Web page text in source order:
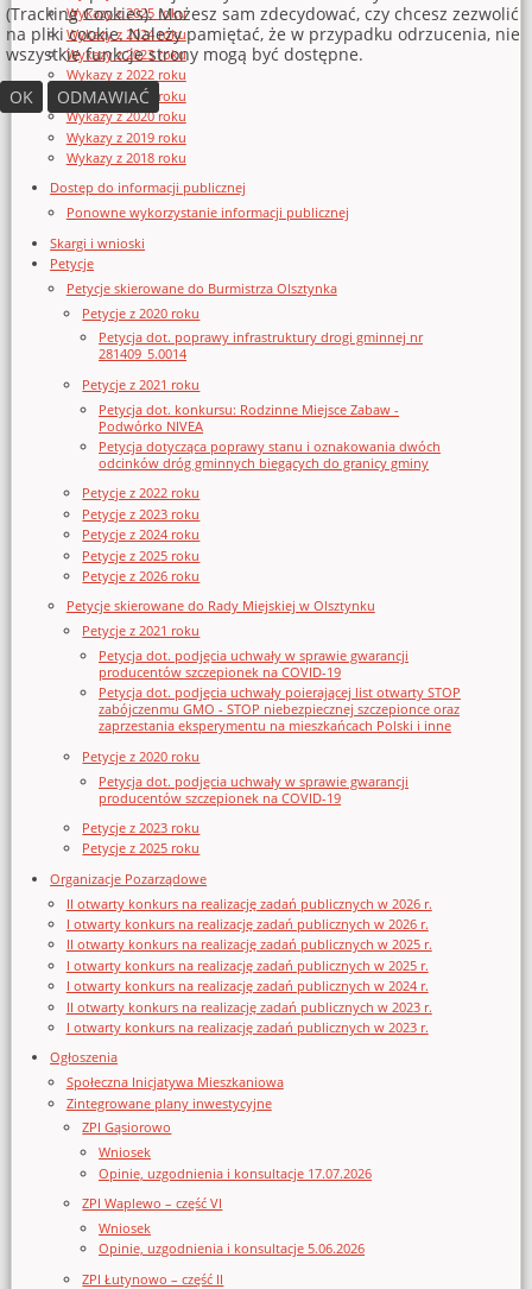
Wykazy z 2025 roku
Wykazy z 2024 roku
Wykazy z 2023 roku
Wykazy z 2022 roku
Wykazy z 2021 roku
Wykazy z 2020 roku
Wykazy z 2019 roku
Wykazy z 2018 roku
Dostęp do informacji publicznej
Ponowne wykorzystanie informacji publicznej
Skargi i wnioski
Petycje
Petycje skierowane do Burmistrza Olsztynka
Petycje z 2020 roku
Petycja dot. poprawy infrastruktury drogi gminnej nr
281409_5.0014
Petycje z 2021 roku
Petycja dot. konkursu: Rodzinne Miejsce Zabaw -
Podwórko NIVEA
Petycja dotycząca poprawy stanu i oznakowania dwóch
odcinków dróg gminnych biegących do granicy gminy
Petycje z 2022 roku
Petycje z 2023 roku
Petycje z 2024 roku
Petycje z 2025 roku
Petycje z 2026 roku
Petycje skierowane do Rady Miejskiej w Olsztynku
Petycje z 2021 roku
Petycja dot. podjęcia uchwały w sprawie gwarancji
producentów szczepionek na COVID-19
Petycja dot. podjęcia uchwały poierającej list otwarty STOP
zabójczenmu GMO - STOP niebezpiecznej szczepionce oraz
zaprzestania eksperymentu na mieszkańcach Polski i inne
Petycje z 2020 roku
Petycja dot. podjęcia uchwały w sprawie gwarancji
producentów szczepionek na COVID-19
Petycje z 2023 roku
Petycje z 2025 roku
Organizacje Pozarządowe
II otwarty konkurs na realizację zadań publicznych w 2026 r.
I otwarty konkurs na realizację zadań publicznych w 2026 r.
II otwarty konkurs na realizację zadań publicznych w 2025 r.
I otwarty konkurs na realizację zadań publicznych w 2025 r.
I otwarty konkurs na realizację zadań publicznych w 2024 r.
II otwarty konkurs na realizację zadań publicznych w 2023 r.
I otwarty konkurs na realizację zadań publicznych w 2023 r.
Ogłoszenia
Społeczna Inicjatywa Mieszkaniowa
Zintegrowane plany inwestycyjne
ZPI Gąsiorowo
Wniosek
Opinie, uzgodnienia i konsultacje 17.07.2026
ZPI Waplewo – część VI
Wniosek
Opinie, uzgodnienia i konsultacje 5.06.2026
ZPI Łutynowo – część II
(Tracking Cookies). Możesz sam zdecydować, czy chcesz zezwolić
na pliki cookie. Należy pamiętać, że w przypadku odrzucenia, nie
wszystkie funkcje strony mogą być dostępne.
OK
ODMAWIAĆ